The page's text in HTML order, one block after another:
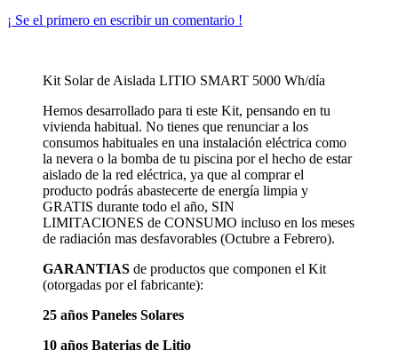
¡ Se el primero en escribir un comentario !
Kit Solar de Aislada LITIO SMART 5000 Wh/día
Hemos desarrollado para ti este Kit, pensando en tu
vivienda habitual. No tienes que renunciar a los
consumos habituales en una instalación eléctrica como
la nevera o la bomba de tu piscina por el hecho de estar
aislado de la red eléctrica, ya que al comprar el
producto podrás abastecerte de energía limpia y
GRATIS durante todo el año, SIN
LIMITACIONES de CONSUMO incluso en los meses
de radiación mas desfavorables (Octubre a Febrero).
GARANTIAS de productos que componen el Kit
(otorgadas por el fabricante):
25 años Paneles Solares
10 años Baterias de Litio